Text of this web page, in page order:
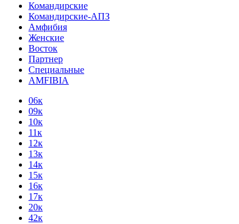
Командирские
Командирские-АПЗ
Амфибия
Женские
Восток
Партнер
Специальные
AMFIBIA
06к
09к
10к
11к
12к
13к
14к
15к
16к
17к
20к
42к